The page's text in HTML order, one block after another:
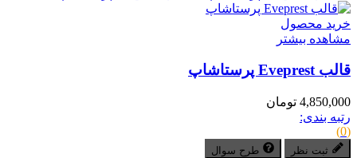
خرید محصول
مشاهده بیشتر
قالب Eveprest پرستاشاپ
4,850,000 تومان
رتبه بندی:
(0)
ثبت نظر طرح سوال